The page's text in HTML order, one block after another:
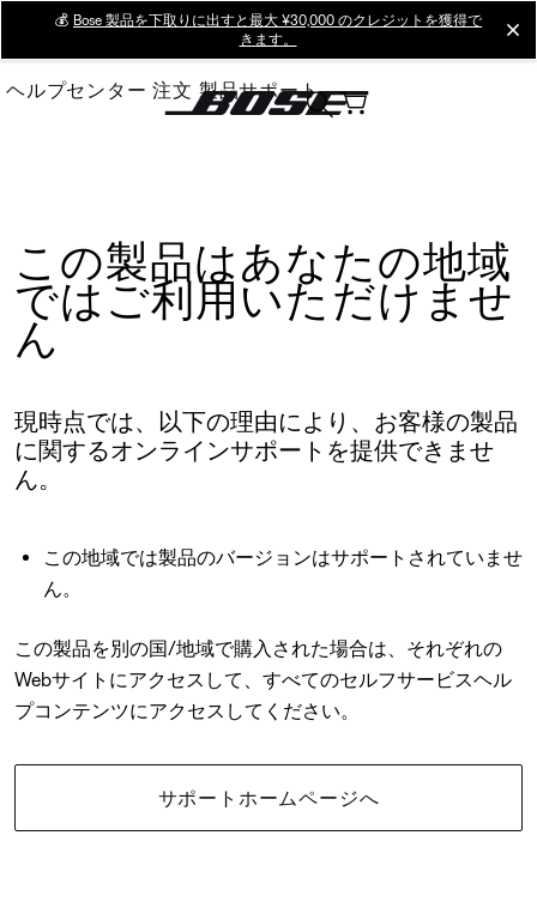
Main
💰 Bose 製品を下取りに出すと最大 ¥30,000 のクレジットを獲得で
きます。
ヘルプセンター 注文 製品サポート
この製品はあなたの地域
ではご利用いただけませ
ん
現時点では、以下の理由により、お客様の製品
に関するオンラインサポートを提供できませ
ん。
この地域では製品のバージョンはサポートされていませ
ん。
この製品を別の国/地域で購入された場合は、それぞれの
Webサイトにアクセスして、すべてのセルフサービスヘル
プコンテンツにアクセスしてください。
サポートホームページへ